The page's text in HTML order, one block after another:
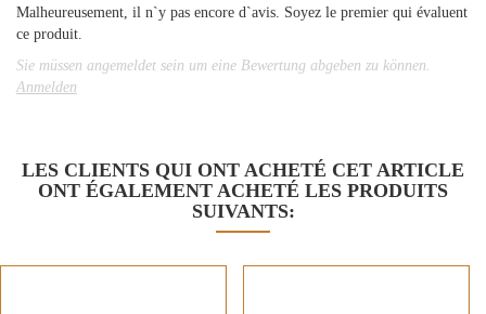
Malheureusement, il n`y pas encore d`avis. Soyez le premier qui évaluent
ce produit.
Sie müssen angemeldet sein um eine Bewertung abgeben zu können.
Anmelden
LES CLIENTS QUI ONT ACHETÉ CET ARTICLE
ONT ÉGALEMENT ACHETÉ LES PRODUITS
SUIVANTS: